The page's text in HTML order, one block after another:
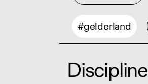
#gelderland
Discipline